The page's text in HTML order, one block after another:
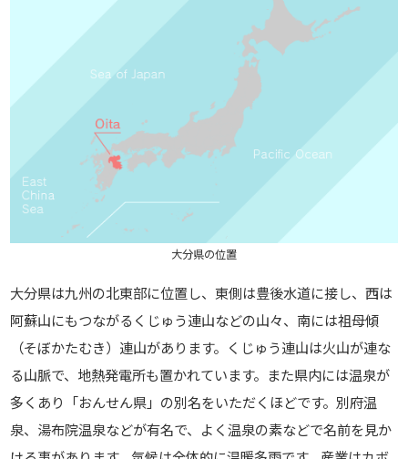
大分県の位置
大分県は九州の北東部に位置し、東側は豊後水道に接し、西は
阿蘇山にもつながるくじゅう連山などの山々、南には祖母傾
（そぼかたむき）連山があります。くじゅう連山は火山が連な
る山脈で、地熱発電所も置かれています。また県内には温泉が
多くあり「おんせん県」の別名をいただくほどです。別府温
泉、湯布院温泉などが有名で、よく温泉の素などで名前を見か